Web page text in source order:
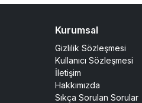
Kurumsal
Gizlilik Sözleşmesi
Kullanıcı Sözleşmesi
İletişim
Hakkımızda
Sıkça Sorulan Sorular